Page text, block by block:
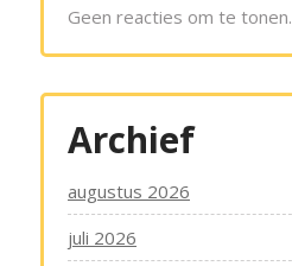
Geen reacties om te tonen.
Archief
augustus 2026
juli 2026